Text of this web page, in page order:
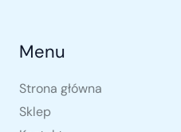
Menu
Strona główna
Sklep